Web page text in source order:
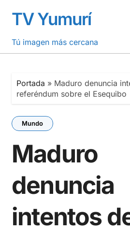
contenido
TV Yumurí
Tú imagen más cercana
Portada » Maduro denuncia
referéndum sobre el Esequibo
Mundo
Maduro
denuncia
intentos